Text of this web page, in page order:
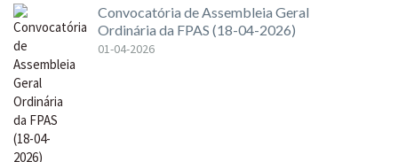
Convocatória de Assembleia Geral
Ordinária da FPAS (18-04-2026)
01-04-2026